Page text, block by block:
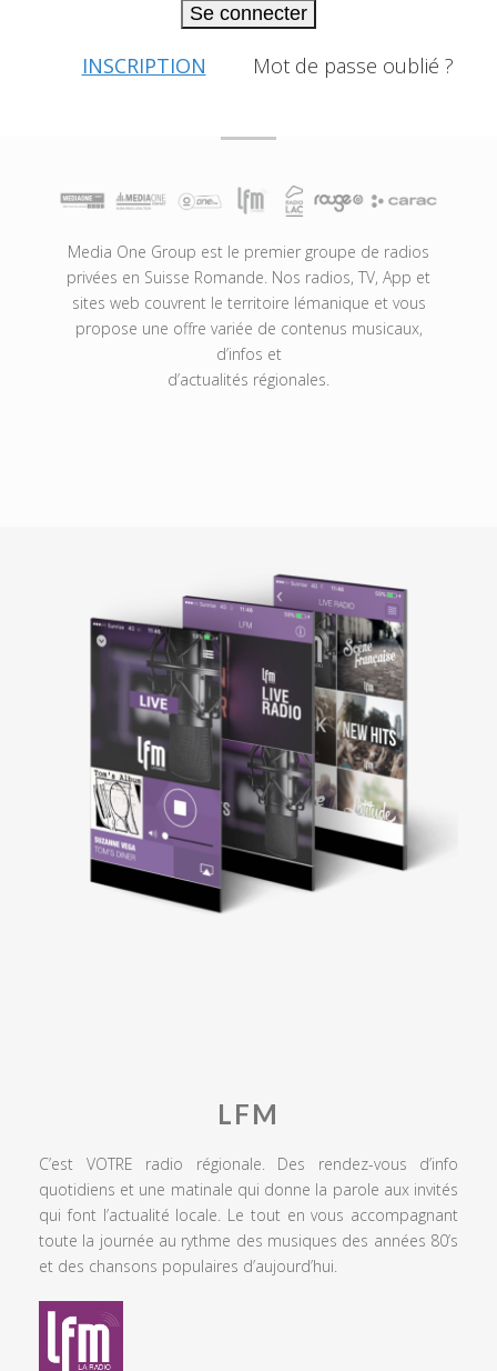
Se connecter
INSCRIPTION Mot de passe oublié ?
Media One Group est le premier groupe de radios
privées en Suisse Romande. Nos radios, TV, App et
sites web couvrent le territoire lémanique et vous
propose une offre variée de contenus musicaux,
d’infos et
d’actualités régionales.
LFM
C’est VOTRE radio régionale. Des rendez-vous d’info
quotidiens et une matinale qui donne la parole aux invités
qui font l’actualité locale. Le tout en vous accompagnant
toute la journée au rythme des musiques des années 80’s
et des chansons populaires d’aujourd’hui.